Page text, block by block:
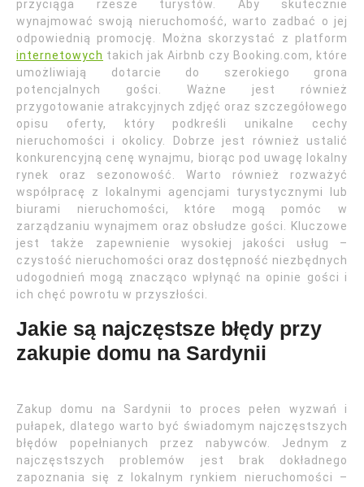
przyciąga rzesze turystów. Aby skutecznie
wynajmować swoją nieruchomość, warto zadbać o jej
odpowiednią promocję. Można skorzystać z platform
internetowych takich jak Airbnb czy Booking.com, które
umożliwiają dotarcie do szerokiego grona
potencjalnych gości. Ważne jest również
przygotowanie atrakcyjnych zdjęć oraz szczegółowego
opisu oferty, który podkreśli unikalne cechy
nieruchomości i okolicy. Dobrze jest również ustalić
konkurencyjną cenę wynajmu, biorąc pod uwagę lokalny
rynek oraz sezonowość. Warto również rozważyć
współpracę z lokalnymi agencjami turystycznymi lub
biurami nieruchomości, które mogą pomóc w
zarządzaniu wynajmem oraz obsłudze gości. Kluczowe
jest także zapewnienie wysokiej jakości usług –
czystość nieruchomości oraz dostępność niezbędnych
udogodnień mogą znacząco wpłynąć na opinie gości i
ich chęć powrotu w przyszłości.
Jakie są najczęstsze błędy przy
zakupie domu na Sardynii
Zakup domu na Sardynii to proces pełen wyzwań i
pułapek, dlatego warto być świadomym najczęstszych
błędów popełnianych przez nabywców. Jednym z
najczęstszych problemów jest brak dokładnego
zapoznania się z lokalnym rynkiem nieruchomości –